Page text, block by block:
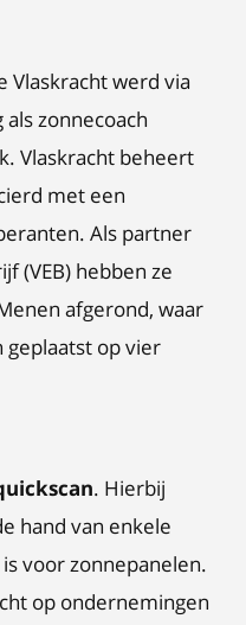
Vlaskracht werd via
zonnecoach
Vlaskracht beheert
met een
Als partner
(VEB) hebben ze
afgerond, waar
geplaatst op vier
. Hierbij
hand van enkele
voor zonnepanelen.
op ondernemingen